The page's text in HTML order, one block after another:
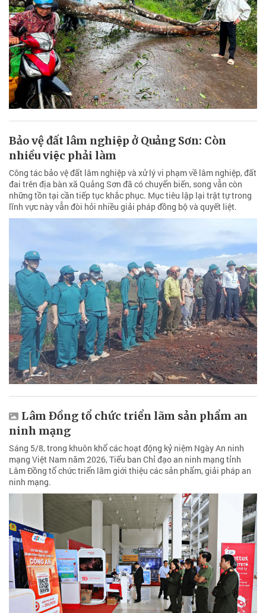
Bảo vệ đất lâm nghiệp ở Quảng Sơn: Còn
nhiều việc phải làm
Công tác bảo vệ đất lâm nghiệp và xử lý vi phạm về lâm nghiệp, đất
đai trên địa bàn xã Quảng Sơn đã có chuyển biến, song vẫn còn
những tồn tại cần tiếp tục khắc phục. Mục tiêu lập lại trật tự trong
lĩnh vực này vẫn đòi hỏi nhiều giải pháp đồng bộ và quyết liệt.
Lâm Đồng tổ chức triển lãm sản phẩm an
ninh mạng
Sáng 5/8, trong khuôn khổ các hoạt động kỷ niệm Ngày An ninh
mạng Việt Nam năm 2026, Tiểu ban Chỉ đạo an ninh mạng tỉnh
Lâm Đồng tổ chức triển lãm giới thiệu các sản phẩm, giải pháp an
ninh mạng.